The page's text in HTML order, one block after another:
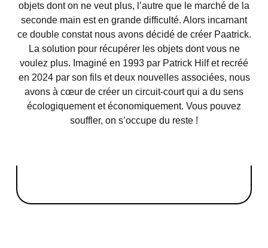
objets dont on ne veut plus, l’autre que le marché de la
seconde main est en grande difficulté. Alors incarnant
ce double constat nous avons décidé de créer Paatrick.
La solution pour récupérer les objets dont vous ne
voulez plus. Imaginé en 1993 par Patrick Hilf et recréé
en 2024 par son fils et deux nouvelles associées, nous
avons à cœur de créer un circuit-court qui a du sens
écologiquement et économiquement. Vous pouvez
souffler, on s’occupe du reste !